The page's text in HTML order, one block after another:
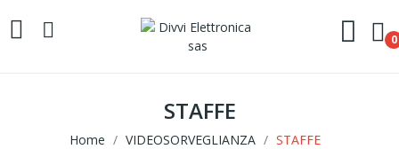
0
STAFFE
Home VIDEOSORVEGLIANZA STAFFE